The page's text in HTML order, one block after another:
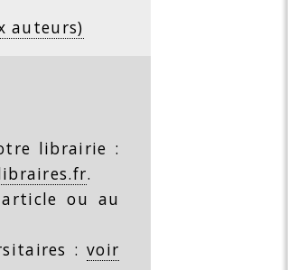
auteurs)
librairie :
.
ou au
:voir